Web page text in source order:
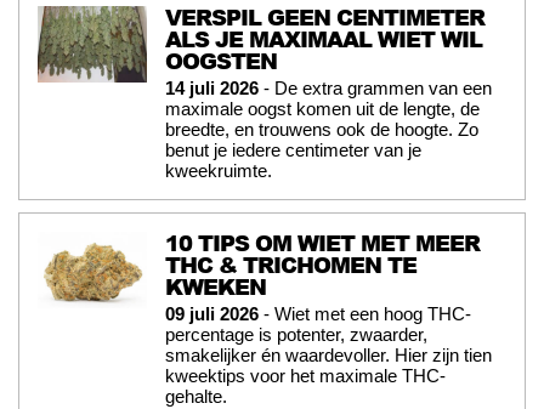
VERSPIL GEEN CENTIMETER
ALS JE MAXIMAAL WIET WIL
OOGSTEN
14 juli 2026 - De extra grammen van een
maximale oogst komen uit de lengte, de
breedte, en trouwens ook de hoogte. Zo
benut je iedere centimeter van je
kweekruimte.
10 TIPS OM WIET MET MEER
THC & TRICHOMEN TE
KWEKEN
09 juli 2026 - Wiet met een hoog THC-
percentage is potenter, zwaarder,
smakelijker én waardevoller. Hier zijn tien
kweektips voor het maximale THC-
gehalte.